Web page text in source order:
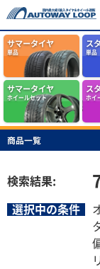
サマータイヤ
単品
ス
単品
サマータイヤ
ホイールセット
ス
ホイ
商品一覧
検索結果:
選択中の条件